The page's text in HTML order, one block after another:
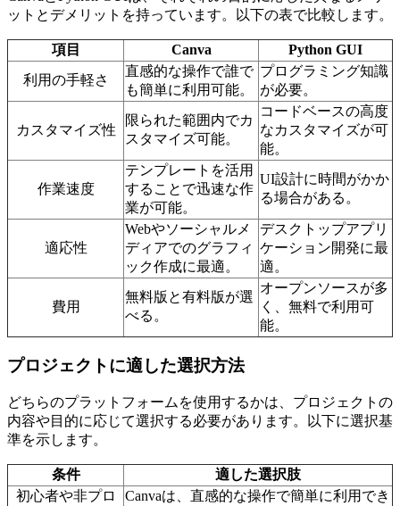
ットとデメリットを持っています。以下の表で比較します。
項目 Canva
Python GUI
利用の手軽さ
直感的な操作で誰で
も簡単に利用可能。
プログラミング知識
が必要。
カスタマイズ性
限られた範囲内でカ
スタマイズ可能。
コードベースの高度
なカスタマイズが可
能。
作業速度
テンプレートを活用
することで迅速な作
業が可能。
UI設計に時間がかか
る場合がある。
適応性
Webやソーシャルメ
ディアでのグラフィ
ック作成に最適。
デスクトップアプリ
ケーション開発に最
適。
費用
無料版と有料版が選
べる。
オープンソースが多
く、無料で利用可
能。
プロジェクトに適した選択方法
どちらのプラットフォームを使用するかは、プロジェクトの
内容や目的に応じて選択する必要があります。以下に選択基
準を示します。
条件
適した選択肢
初心者や非プロ
Canvaは、直感的な操作で簡単に利用でき